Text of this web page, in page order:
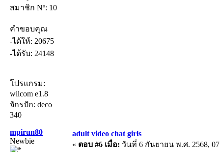
สมาชิก Nº: 10
คำขอบคุณ
-ได้ให้: 20675
-ได้รับ: 24148
โปรแกรม:
wilcom e1.8
จักรปัก: deco
340
mpirun80
Newbie
adult video chat girls
« ตอบ #6 เมื่อ: วันที่ 6 กันยายน พ.ศ. 2568,